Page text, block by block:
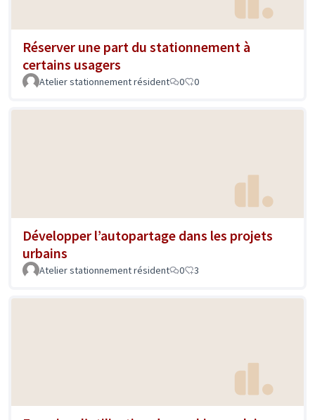
Réserver une part du stationnement à
certains usagers
Atelier stationnement résident 0 0
Développer l’autopartage dans les projets
urbains
Atelier stationnement résident 0 3